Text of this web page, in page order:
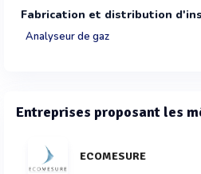
Fabrication et distribution
Analyseur de gaz
Entreprises proposant les
ECOMESURE